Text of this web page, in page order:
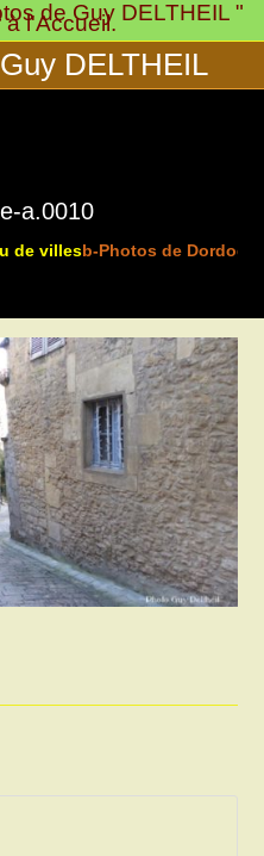
de Guy DELTHEIL "
à l'Accueil.
DELTHEIL
a.0010
de villesb-Photos de